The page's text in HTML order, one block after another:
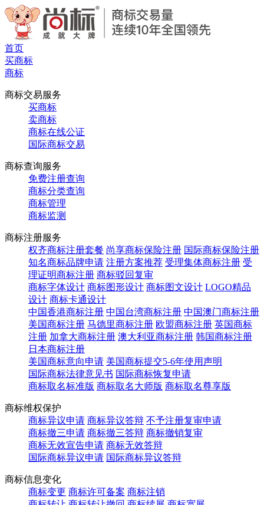
首页
买商标
商标
商标交易服务
买商标
卖商标
商标在线公证
国际商标交易
商标查询服务
免费注册查询
商标分类查询
商标管理
商标监测
商标注册服务
权齐商标注册套餐 尚享商标保险注册 国际商标保险注册
知名商标品牌申请 注册方案推荐 受理集体商标注册 受
理证明商标注册 商标驳回复审
商标字体设计 商标图形设计 商标图文设计 LOGO精品
设计 商标卡通设计
中国香港商标注册 中国台湾商标注册 中国澳门商标注册
美国商标注册 马德里商标注册 欧盟商标注册 英国商标
注册 加拿大商标注册 澳大利亚商标注册 韩国商标注册
日本商标注册
美国商标意向申请 美国商标提交5-6年使用声明
国际商标法律意见书 国际商标恢复申请
商标取名标准版 商标取名大师版 商标取名尊享版
商标维权保护
商标异议申请 商标异议答辩 不予注册复审申请
商标撤三申请 商标撤三答辩 商标撤销复审
商标无效宣告申请 商标无效答辩
国际商标异议申请 国际商标异议答辩
商标信息变化
商标变更 商标许可备案 商标注销